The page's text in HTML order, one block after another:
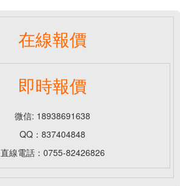
在線報價
即時報價
微信: 18938691638
QQ：837404848
直線電話：0755-82426826